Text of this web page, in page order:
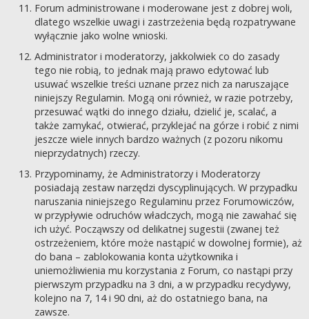
Forum administrowane i moderowane jest z dobrej woli,
dlatego wszelkie uwagi i zastrzeżenia będą rozpatrywane
wyłącznie jako wolne wnioski.
Administrator i moderatorzy, jakkolwiek co do zasady
tego nie robią, to jednak mają prawo edytować lub
usuwać wszelkie treści uznane przez nich za naruszające
niniejszy Regulamin. Mogą oni również, w razie potrzeby,
przesuwać wątki do innego działu, dzielić je, scalać, a
także zamykać, otwierać, przyklejać na górze i robić z nimi
jeszcze wiele innych bardzo ważnych (z pozoru nikomu
nieprzydatnych) rzeczy.
Przypominamy, że Administratorzy i Moderatorzy
posiadają zestaw narzędzi dyscyplinujących. W przypadku
naruszania niniejszego Regulaminu przez Forumowiczów,
w przypływie odruchów władczych, mogą nie zawahać się
ich użyć. Począwszy od delikatnej sugestii (zwanej też
ostrzeżeniem, które może nastąpić w dowolnej formie), aż
do bana – zablokowania konta użytkownika i
uniemożliwienia mu korzystania z Forum, co nastąpi przy
pierwszym przypadku na 3 dni, a w przypadku recydywy,
kolejno na 7, 14 i 90 dni, aż do ostatniego bana, na
zawsze.